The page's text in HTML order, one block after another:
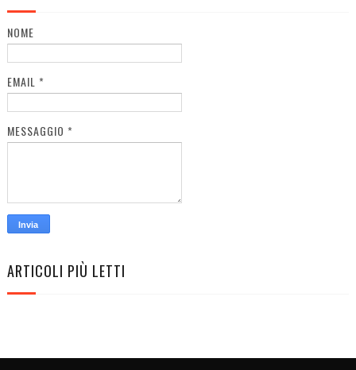
NOME
EMAIL *
MESSAGGIO *
ARTICOLI PIÙ LETTI